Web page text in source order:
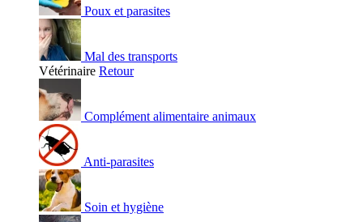
Poux et parasites
Mal des transports
Vétérinaire Retour
Complément alimentaire animaux
Anti-parasites
Soin et hygiène